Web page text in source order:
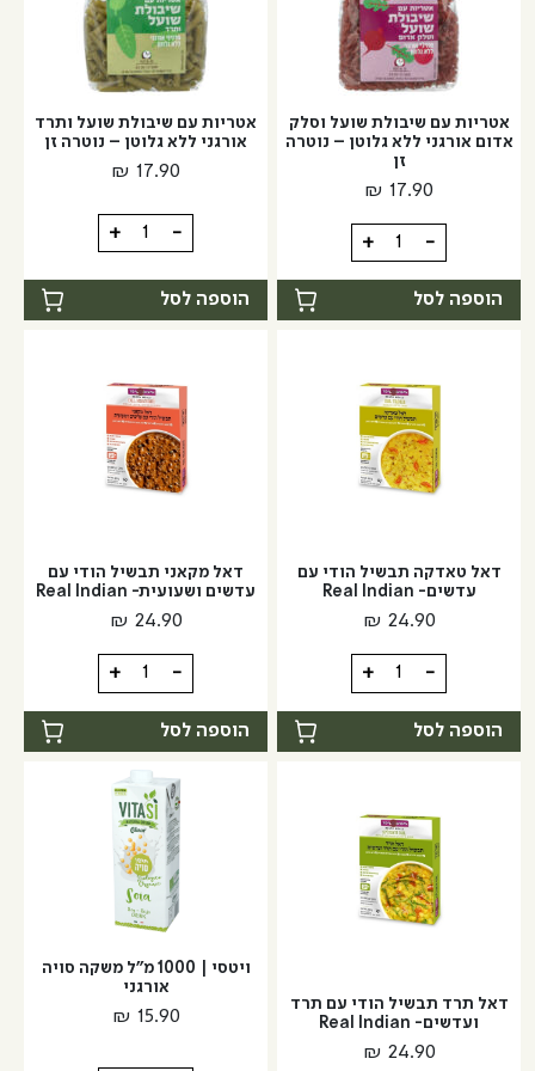
ללא
גלוטן
|
גלוטן
|
נוטרזן
אטריות עם שיבולת שועל וסלק
אדום אורגני ללא גלוטן – נוטרה
זן
₪ 17.90
-
כמות
של
אטריות
עם
שועל
וסלק
אדום
אורגני
ללא
נוטרה
+
הוספה לסל
אטריות עם שיבולת שועל ותרד
אורגני ללא גלוטן – נוטרה זן
₪ 17.90
-
כמות
של
אטריות
ותרד
אורגני
ללא
גלוטן
זן
+
הוספה לסל
דאל טאדקה תבשיל הודי עם
עדשים- Real Indian
₪ 24.90
-
כמות
של
דאל
טאדקה
הודי
עם
עדשים-
Real
Indian
+
הוספה לסל
דאל מקאני תבשיל הודי עם
עדשים ושעועית- Real Indian
₪ 24.90
-
כמות
של
דאל
מקאני
תבשיל
הודי
עם
עדשים
ושעועית-
Real
Indian
+
הוספה לסל
דאל תרד תבשיל הודי עם תרד
ועדשים- Real Indian
₪ 24.90
ויטסי | 1000 מ"ל משקה סויה
אורגני
₪ 15.90